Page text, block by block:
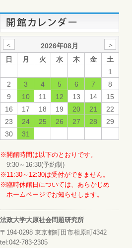
＜ 2026年08月
＞
日
月 火 水 木 金
土
1
2
3 4 5 6 7
8
9
10 11 12 13 14
15
16
17 18 19 20 21
22
23
24 25 26 27 28
29
30
31
※開館時間は以下のとおりです。
9:30～16:30(予約制)
※11:30～12:30は受付ができません。
※臨時休館日については、あらかじめ
ホームページでお知らせします。
法政大学大原社会問題研究所
〒194-0298 東京都町田市相原町4342
tel:042-783-2305